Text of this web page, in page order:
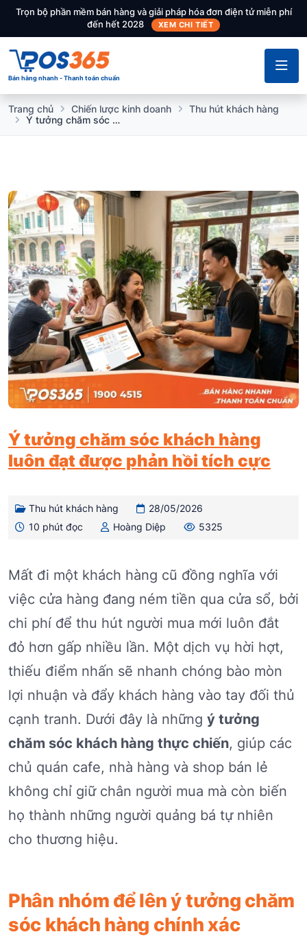
Trọn bộ phần mềm bán hàng và giải pháp hóa đơn điện tử miễn phí
đến hết 2028
XEM CHI TIẾT
Bán hàng nhanh - Thanh toán chuẩn
Trang chủ Chiến lược kinh doanh
Thu hút khách hàng
Ý tưởng chăm sóc khách hàng luôn đạt được phản hồi tích cực
Ý tưởng chăm sóc khách hàng
luôn đạt được phản hồi tích cực
Thu hút khách hàng
28/05/2026
10 phút đọc
Hoàng Diệp 5325
Mất đi một khách hàng cũ đồng nghĩa với
việc cửa hàng đang ném tiền qua cửa sổ, bởi
chi phí để thu hút người mua mới luôn đắt
đỏ hơn gấp nhiều lần. Một dịch vụ hời hợt,
thiếu điểm nhấn sẽ nhanh chóng bào mòn
lợi nhuận và đẩy khách hàng vào tay đối thủ
cạnh tranh. Dưới đây là những ý tưởng
chăm sóc khách hàng thực chiến, giúp các
chủ quán cafe, nhà hàng và shop bán lẻ
không chỉ giữ chân người mua mà còn biến
họ thành những người quảng bá tự nhiên
cho thương hiệu.
Phân nhóm để lên ý tưởng chăm
sóc khách hàng chính xác